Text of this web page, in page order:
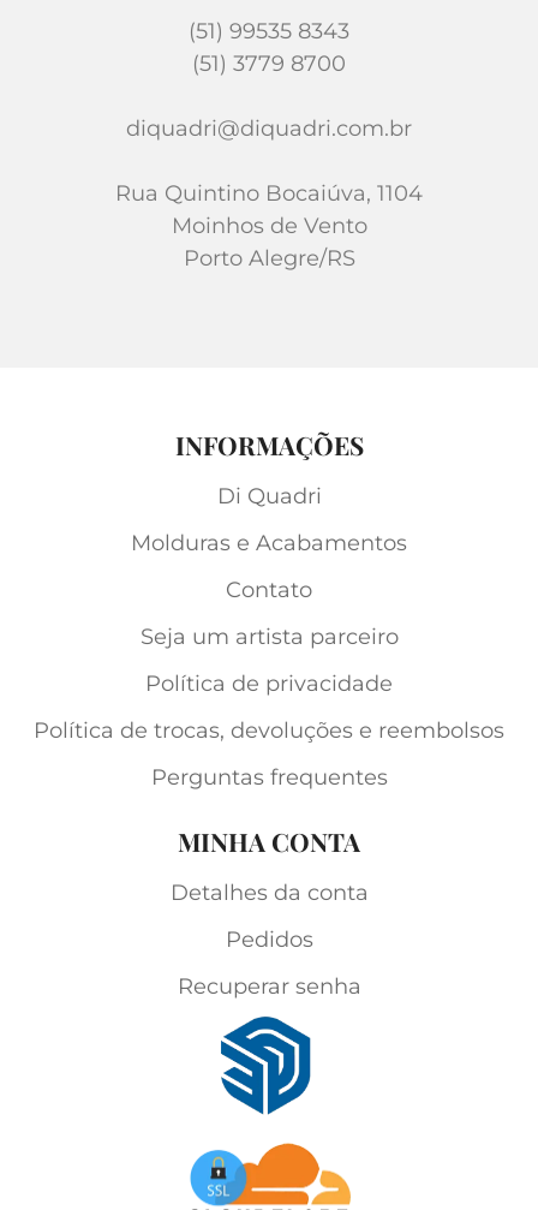
(51) 99535 8343
(51) 3779 8700
diquadri@diquadri.com.br
Rua Quintino Bocaiúva, 1104
Moinhos de Vento
Porto Alegre/RS
INFORMAÇÕES
Di Quadri
Molduras e Acabamentos
Contato
Seja um artista parceiro
Política de privacidade
Política de trocas, devoluções e reembolsos
Perguntas frequentes
MINHA CONTA
Detalhes da conta
Pedidos
Recuperar senha